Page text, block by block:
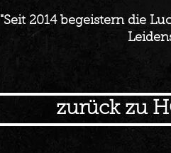
"Seit 2014 begeistern die
zurück zu